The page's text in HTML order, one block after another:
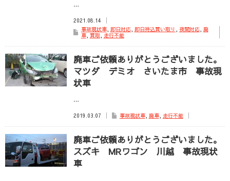
…
2021.08.14
事故現状車, 即日対応, 即日持込買い取り , 夜間対応, 廃
車, 買取, 走行不能
廃車ご依頼ありがとうございました。
マツダ デミオ さいたま市 事故現
状車
…
2019.03.07 事故現状車, 廃車, 走行不能
廃車ご依頼ありがとうございました。
スズキ MRワゴン 川越 事故現状
車